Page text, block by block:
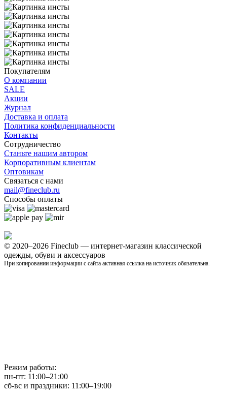
Покупателям
О компании
SALE
Акции
Журнал
Доставка и оплата
Политика конфиденциальности
Контакты
Сотрудничество
Станьте нашим автором
Корпоративным клиентам
Оптовикам
Связаться с нами
mail@fineclub.ru
Способы оплаты
© 2020–2026 Fineclub — интернет-магазин классической
одежды, обуви и аксессуаров
При копировании информации с сайта активная ссылка на источник обязательна.
Режим работы:
пн-пт: 11:00–21:00
сб-вс и праздники: 11:00–19:00